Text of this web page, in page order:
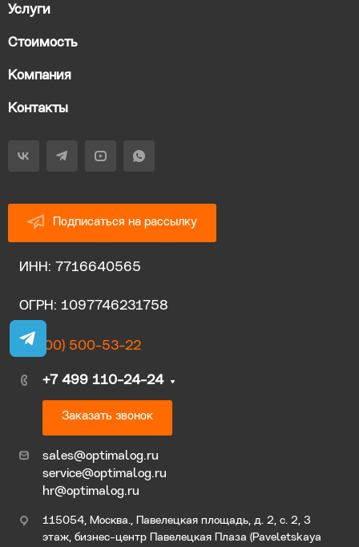
Услуги
Стоимость
Компания
Контакты
Подписаться на рассылку
ИНН: 7716640565
ОГРН: 1097746231758
8 (800) 500-53-22
+7 499 110-24-24
Заказать звонок
sales@optimalog.ru
service@optimalog.ru
hr@optimalog.ru
115054, Москва., Павелецкая площадь, д. 2, с. 2, 3
этаж, бизнес-центр Павелецкая Плаза (Paveletskaya